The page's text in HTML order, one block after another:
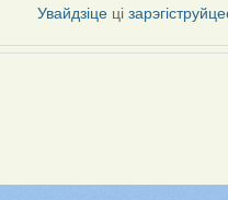
Увайдзіце ці